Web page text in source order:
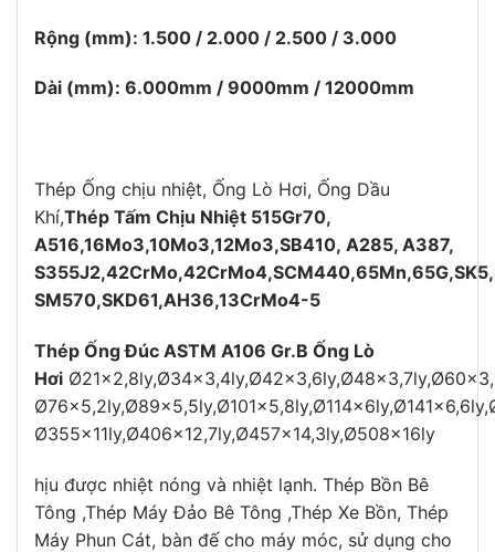
Rộng (mm): 1.500 / 2.000 / 2.500 / 3.000
Dài (mm): 6.000mm / 9000mm / 12000mm
Thép Ống chịu nhiệt, Ống Lò Hơi, Ống Dầu
Khí,Thép Tấm Chịu Nhiệt 515Gr70,
A516,16Mo3,10Mo3,12Mo3,SB410, A285, A387,
SM570,SKD61,AH36,13CrMo4-5
Thép Ống Đúc ASTM A106 Gr.B Ống Lò
Hơi
Ø355x11ly,Ø406×12,7ly,Ø457×14,3ly,Ø508x16ly
hịu được nhiệt nóng và nhiệt lạnh. Thép Bồn Bê
Tông ,Thép Máy Đảo Bê Tông ,Thép Xe Bồn, Thép
Máy Phun Cát, bàn đế cho máy móc, sử dụng cho